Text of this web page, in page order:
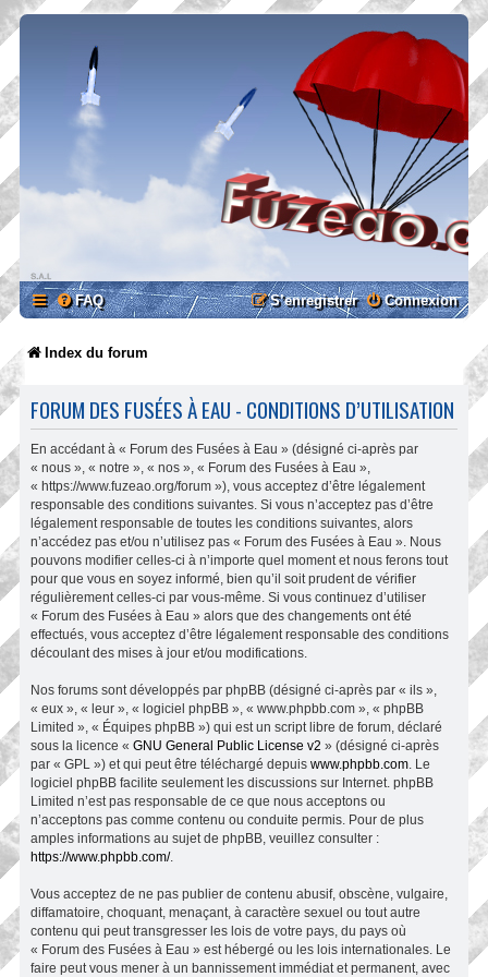
FAQ Connexion
S’enregistrer
Index du forum
FORUM DES FUSÉES À EAU - CONDITIONS D’UTILISATION
En accédant à « Forum des Fusées à Eau » (désigné ci-après par
« nous », « notre », « nos », « Forum des Fusées à Eau »,
« https://www.fuzeao.org/forum »), vous acceptez d’être légalement
responsable des conditions suivantes. Si vous n’acceptez pas d’être
légalement responsable de toutes les conditions suivantes, alors
n’accédez pas et/ou n’utilisez pas « Forum des Fusées à Eau ». Nous
pouvons modifier celles-ci à n’importe quel moment et nous ferons tout
pour que vous en soyez informé, bien qu’il soit prudent de vérifier
régulièrement celles-ci par vous-même. Si vous continuez d’utiliser
« Forum des Fusées à Eau » alors que des changements ont été
effectués, vous acceptez d’être légalement responsable des conditions
découlant des mises à jour et/ou modifications.
Nos forums sont développés par phpBB (désigné ci-après par « ils »,
« eux », « leur », « logiciel phpBB », « www.phpbb.com », « phpBB
Limited », « Équipes phpBB ») qui est un script libre de forum, déclaré
sous la licence « GNU General Public License v2 » (désigné ci-après
par « GPL ») et qui peut être téléchargé depuis www.phpbb.com . Le
logiciel phpBB facilite seulement les discussions sur Internet. phpBB
Limited n’est pas responsable de ce que nous acceptons ou
n’acceptons pas comme contenu ou conduite permis. Pour de plus
amples informations au sujet de phpBB, veuillez consulter :
https://www.phpbb.com/.
Vous acceptez de ne pas publier de contenu abusif, obscène, vulgaire,
diffamatoire, choquant, menaçant, à caractère sexuel ou tout autre
contenu qui peut transgresser les lois de votre pays, du pays où
« Forum des Fusées à Eau » est hébergé ou les lois internationales. Le
faire peut vous mener à un bannissement immédiat et permanent, avec